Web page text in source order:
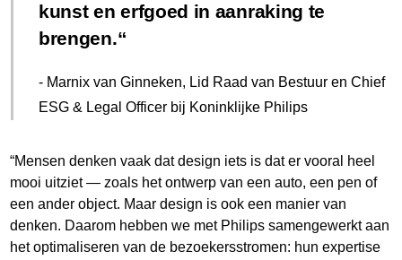
kunst en erfgoed in aanraking te
brengen.
- Marnix van Ginneken, Lid Raad van Bestuur en Chief
ESG & Legal Officer bij Koninklijke Philips
“Mensen denken vaak dat design iets is dat er vooral heel
mooi uitziet — zoals het ontwerp van een auto, een pen of
een ander object. Maar design is ook een manier van
denken. Daarom hebben we met Philips samengewerkt aan
het optimaliseren van de bezoekersstromen: hun expertise